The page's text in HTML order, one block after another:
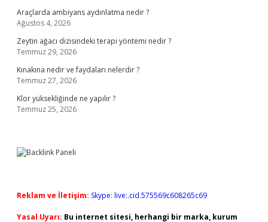
Araçlarda ambiyans aydınlatma nedir ?
Ağustos 4, 2026
Zeytin ağacı dizisindeki terapi yöntemi nedir ?
Temmuz 29, 2026
Kınakına nedir ve faydaları nelerdir ?
Temmuz 27, 2026
Klor yüksekliğinde ne yapılır ?
Temmuz 25, 2026
Reklam ve İletişim: Skype: live:.cid.575569c608265c69
Yasal Uyarı: Bu internet sitesi, herhangi bir marka, kurum